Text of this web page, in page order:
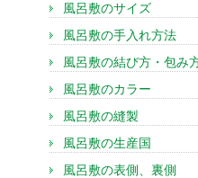
風呂敷のサイズ
風呂敷の手入れ方法
風呂敷の結び方・包み
風呂敷のカラー
風呂敷の縫製
風呂敷の生産国
風呂敷の表側、裏側